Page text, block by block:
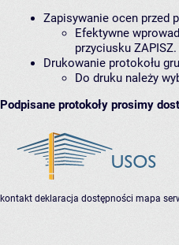
Zapisywanie ocen przed
Efektywne
przyciusku ZAPISZ.
Drukowanie protokołu
Do druku należy
Podpisane protokoły prosimy
kontakt deklaracja dostępności mapa